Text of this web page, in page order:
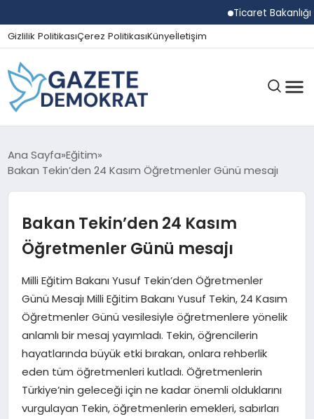
Ticaret Bakanlığı
Gizlilik PolitikasıÇerez PolitikasıKünyeİletişim
GÜNDEM
SPOR
SAĞLIK
EĞITIM
Ana Sayfa Eğitim
Bakan Tekin’den 24 Kasım Öğretmenler Günü mesajı
Bakan Tekin’den 24 Kasım
Öğretmenler Günü mesajı
Milli Eğitim Bakanı Yusuf Tekin’den Öğretmenler
Günü Mesajı Milli Eğitim Bakanı Yusuf Tekin, 24 Kasım
Öğretmenler Günü vesilesiyle öğretmenlere yönelik
anlamlı bir mesaj yayımladı. Tekin, öğrencilerin
hayatlarında büyük etki bırakan, onlara rehberlik
eden tüm öğretmenleri kutladı. Öğretmenlerin
Türkiye’nin geleceği için ne kadar önemli olduklarını
vurgulayan Tekin, öğretmenlerin emekleri, sabırları